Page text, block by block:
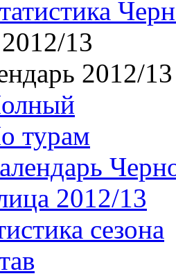
13
2012/13
турам
2012/13
сезона